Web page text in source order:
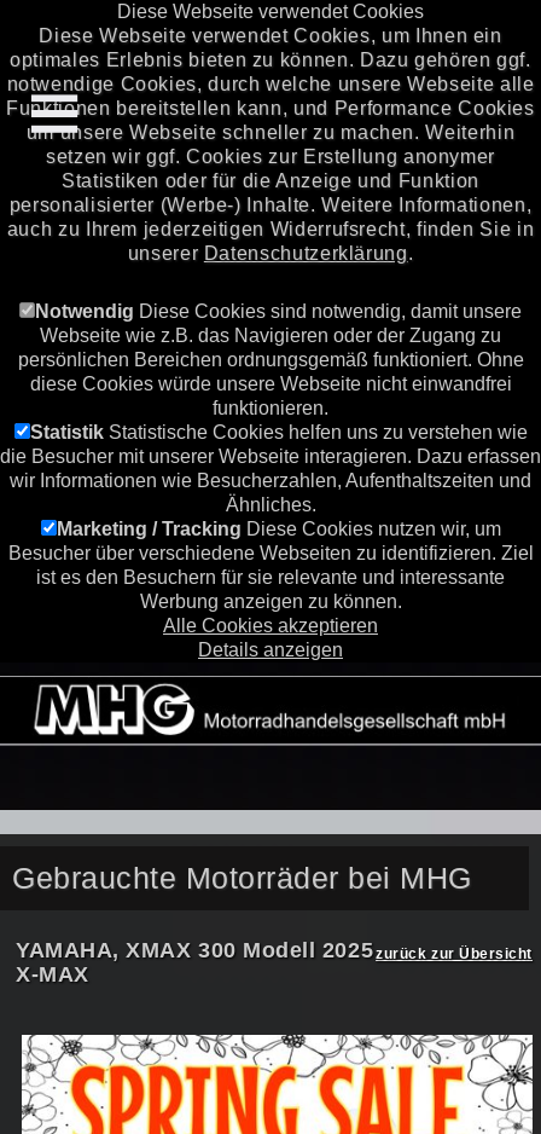
Diese Webseite verwendet Cookies
Diese Webseite verwendet Cookies, um Ihnen ein
optimales Erlebnis bieten zu können. Dazu gehören ggf.
notwendige Cookies, durch welche unsere Webseite alle
Funktionen bereitstellen kann, und Performance Cookies
um unsere Webseite schneller zu machen. Weiterhin
setzen wir ggf. Cookies zur Erstellung anonymer
Statistiken oder für die Anzeige und Funktion
personalisierter (Werbe-) Inhalte. Weitere Informationen,
auch zu Ihrem jederzeitigen Widerrufsrecht, finden Sie in
unserer Datenschutzerklärung.
Notwendig Diese Cookies sind notwendig, damit unsere
Webseite wie z.B. das Navigieren oder der Zugang zu
persönlichen Bereichen ordnungsgemäß funktioniert. Ohne
diese Cookies würde unsere Webseite nicht einwandfrei
funktionieren.
StatistikStatistische Cookies helfen uns zu verstehen wie
die Besucher mit unserer Webseite interagieren. Dazu erfassen
wir Informationen wie Besucherzahlen, Aufenthaltszeiten und
Ähnliches.
Marketing / Tracking Diese Cookies nutzen wir, um
Besucher über verschiedene Webseiten zu identifizieren. Ziel
ist es den Besuchern für sie relevante und interessante
Werbung anzeigen zu können.
Alle Cookies akzeptieren
Details anzeigen
Gebrauchte Motorräder bei MHG
zurück zur Übersicht
YAMAHA, XMAX 300 Modell 2025
X-MAX